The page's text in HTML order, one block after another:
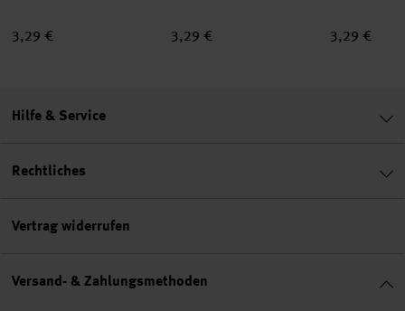
3,29 € 3,29 € 3,29 €
Hilfe & Service
Rechtliches
Vertrag widerrufen
Versand- & Zahlungsmethoden